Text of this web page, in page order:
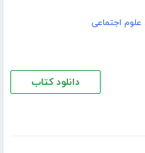
اجتماعی
دانلود کتاب